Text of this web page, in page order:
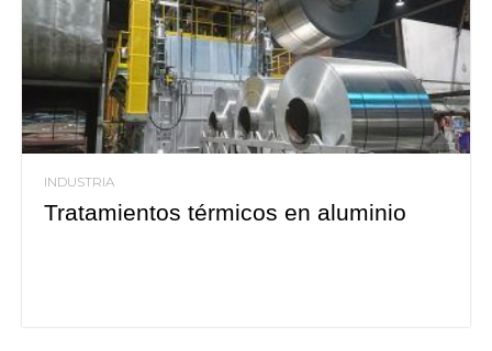
INDUSTRIA
Tratamientos térmicos en aluminio